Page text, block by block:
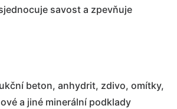
savost a zpevňuje
beton, anhydrit, zdivo, omítky,
a jiné minerální podklady